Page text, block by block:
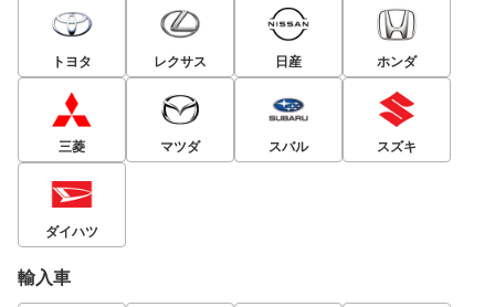
トヨタ レクサス 日産 ホンダ
三菱 マツダ スバル スズキ
ダイハツ
輸入車